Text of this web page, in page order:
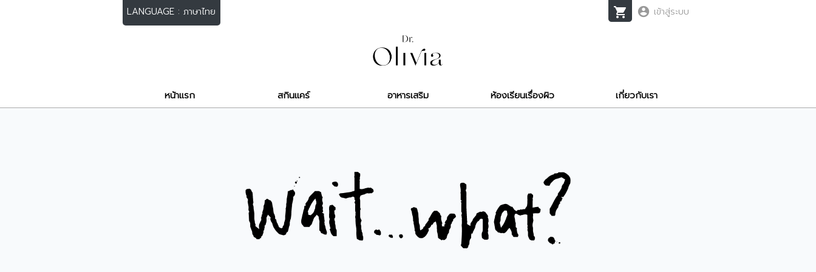
LANGUAGE : ภาษาไทย account_circle เข้าสู่ระบบ
shopping_cart
หน้าแรก สกินแคร์ อาหารเสริม ห้องเรียนเรื่องผิว เกี่ยวกับเรา